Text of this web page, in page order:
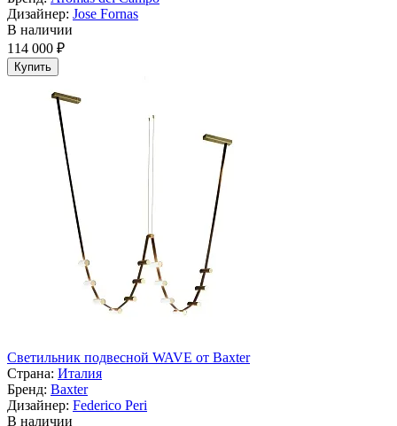
Дизайнер: Jose Fornas
В наличии
114 000 ₽
Купить
Светильник подвесной WAVE от Baxter
Страна: Италия
Бренд: Baxter
Дизайнер: Federico Peri
В наличии